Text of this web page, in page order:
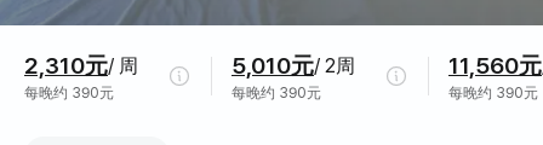
2,310元/ 周
每晚约 390元
5,010元/ 2周
每晚约 390元
11,560元
每晚约 390元